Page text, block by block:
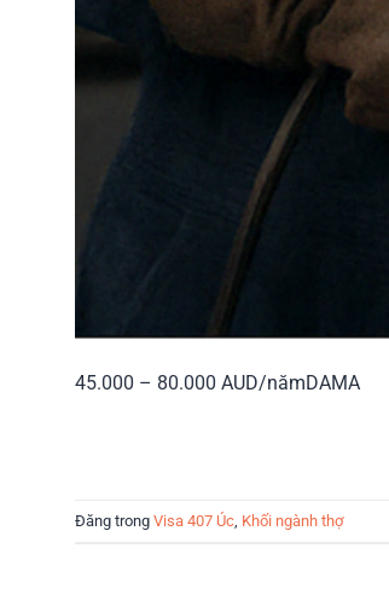
45.000 – 80.000 AUD/nămDAMA
Đăng trong Visa 407 Úc Khối ngành thợ